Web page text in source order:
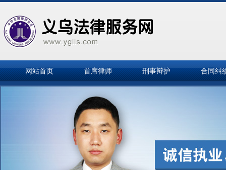
网站首页 首席律师 刑事辩护 合同纠